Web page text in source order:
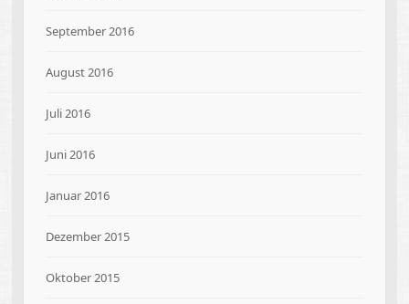
September 2016
August 2016
Juli 2016
Juni 2016
Januar 2016
Dezember 2015
Oktober 2015